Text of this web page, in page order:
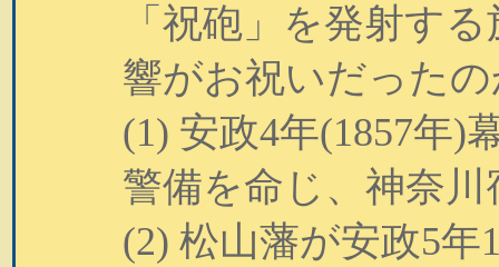
「祝砲」を発射す
響がお祝いだった
(1) 安政4年(1857年)
警備を命じ、神奈
(2) 松山藩が安政5年